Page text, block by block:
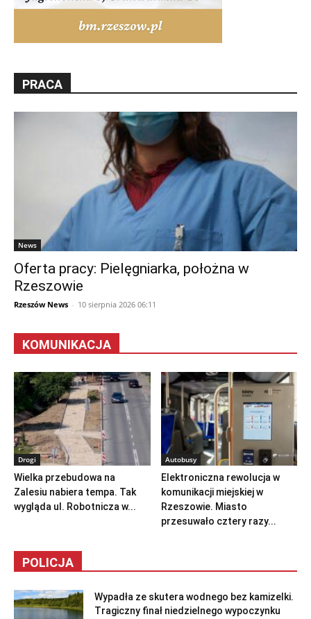
PRACA
News
Oferta pracy: Pielęgniarka, położna w
Rzeszowie
Rzeszów News - 10 sierpnia 2026 06:11
KOMUNIKACJA
Drogi
Wielka przebudowa na
Zalesiu nabiera tempa. Tak
wygląda ul. Robotnicza w...
Autobusy
Elektroniczna rewolucja w
komunikacji miejskiej w
Rzeszowie. Miasto
przesuwało cztery razy...
POLICJA
Wypadła ze skutera wodnego bez kamizelki.
Tragiczny finał niedzielnego wypoczynku